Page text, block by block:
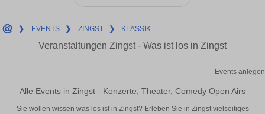
❯ EVENTS ❯ ZINGST ❯ KLASSIK
Veranstaltungen Zingst - Was ist los in Zingst
Events anlegen
Alle Events in Zingst - Konzerte, Theater, Comedy Open Airs
Sie wollen wissen was los ist in Zingst? Erleben Sie in Zingst vielseitiges